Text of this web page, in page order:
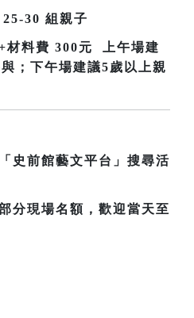
30 組親子
材料費 300元 上午場建
；下午場建議5歲以上親
史前館藝文平台」搜尋活
分現場名額，歡迎當天至